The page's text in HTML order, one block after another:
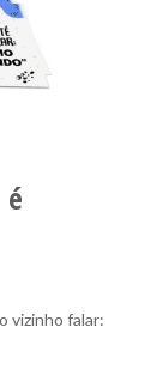
é
vizinho falar: